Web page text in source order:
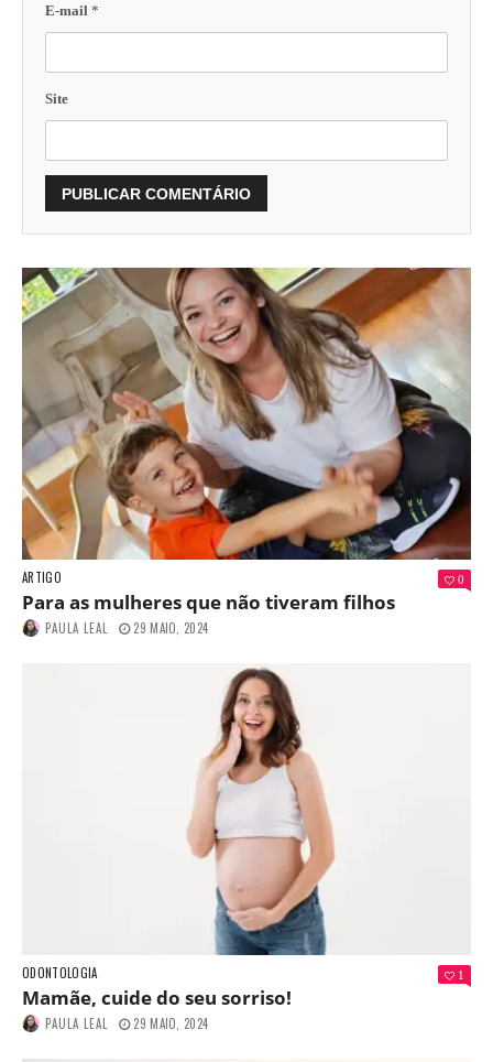
E-mail *
Site
ARTIGO 0
Para as mulheres que não tiveram filhos
PAULA LEAL 29 MAIO, 2024
ODONTOLOGIA 1
Mamãe, cuide do seu sorriso!
PAULA LEAL 29 MAIO, 2024